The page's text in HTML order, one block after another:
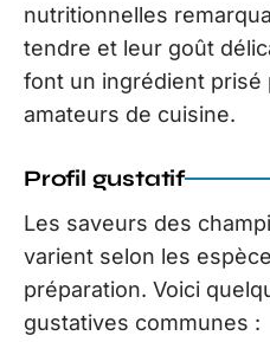
nutritionnelles
tendre et leur goût
font un ingrédient prisé
amateurs de cuisine.
Profil gustatif
Les saveurs des
varient selon les
préparation. Voici
gustatives communes :